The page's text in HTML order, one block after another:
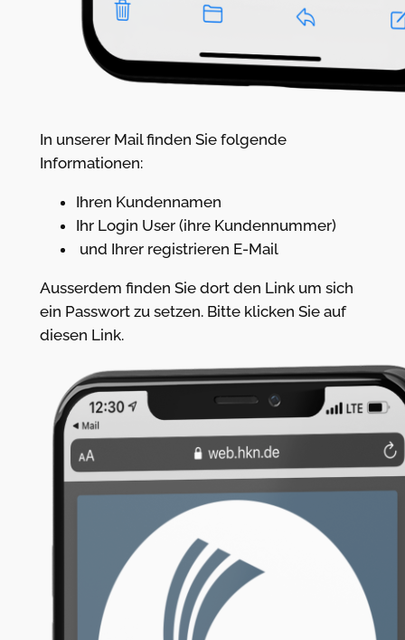
In unserer Mail finden Sie folgende
Informationen:
Ihren Kundennamen
Ihr Login User (ihre Kundennummer)
und Ihrer registrieren E-Mail
Ausserdem finden Sie dort den Link um sich
ein Passwort zu setzen. Bitte klicken Sie auf
diesen Link.